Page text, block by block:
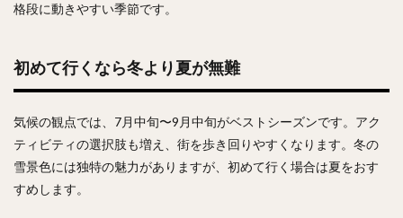
格段に動きやすい季節です。
初めて行くなら冬より夏が無難
気候の観点では、7月中旬〜9月中旬がベストシーズンです。アク
ティビティの選択肢も増え、街を歩き回りやすくなります。冬の
雪景色には独特の魅力がありますが、初めて行く場合は夏をおす
すめします。